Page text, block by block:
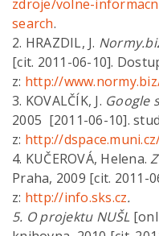
zdroje/volne-
search.
2. HRAZDIL, J.
[cit. 2011-06-10].
z: http://
3. KOVALČÍK, J. Google
2005 [2011-06-10].
z: http://
4. KUČEROVÁ, Helena.
Praha, 2009 [cit. 2011-
z: http://info.sks.cz.
5. O projektu NUŠL